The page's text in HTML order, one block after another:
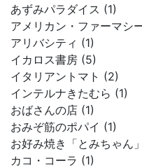
あずみパラダイス (1)
アメリカン・ファーマシ
アリバシティ (1)
イカロス書房 (5)
イタリアントマト (2)
インテルナきたむら (1)
おばさんの店 (1)
おみぞ筋のポパイ (1)
お好み焼き「とみちゃん
カコ・コーラ (1)